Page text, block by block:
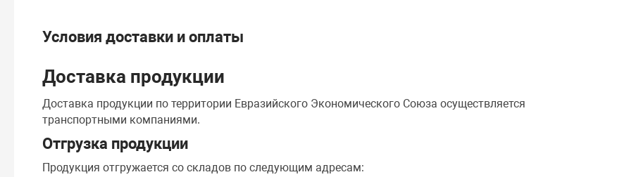
Условия доставки и оплаты
Доставка продукции
Доставка продукции по территории Евразийского Экономического Союза осуществляется
транспортными компаниями.
Отгрузка продукции
Продукция отгружается со складов по следующим адресам: